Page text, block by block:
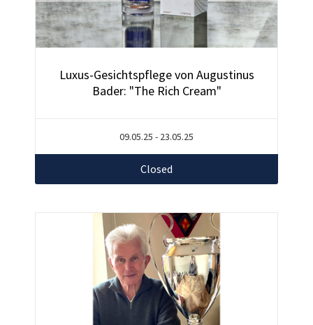
Luxus-Gesichtspflege von Augustinus
Bader: "The Rich Cream"
09.05.25 - 23.05.25
Closed